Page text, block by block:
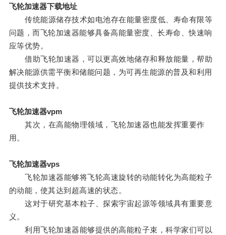
飞轮加速器下载地址
传统能源储存技术如电池存在能量密度低、寿命有限等
问题，而飞轮加速器能够具备高能量密度、长寿命、快速响
应等优势。
借助飞轮加速器，可以更高效地储存和释放能量，帮助
解决能源供需平衡和储能问题，为可再生能源的普及和利用
提供技术支持。
飞轮加速器vpm
其次，在高能物理领域，飞轮加速器也能发挥重要作
用。
飞轮加速器vps
飞轮加速器能够将飞轮高速旋转的动能转化为高能粒子
的动能，使其达到超高速的状态。
这对于研究基本粒子、探索宇宙起源等领域具有重要意
义。
利用飞轮加速器能够提供的高能粒子束，科学家们可以